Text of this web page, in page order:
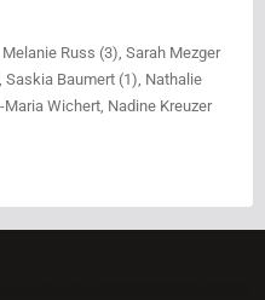
Russ (3), Sarah Mezger
Baumert (1), Nathalie
Wichert, Nadine Kreuzer